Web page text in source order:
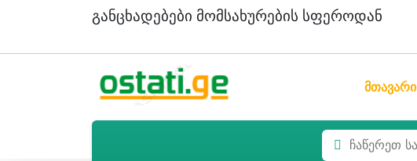
Განცხადებები Მომსახურების Სფეროდან
მთავარი